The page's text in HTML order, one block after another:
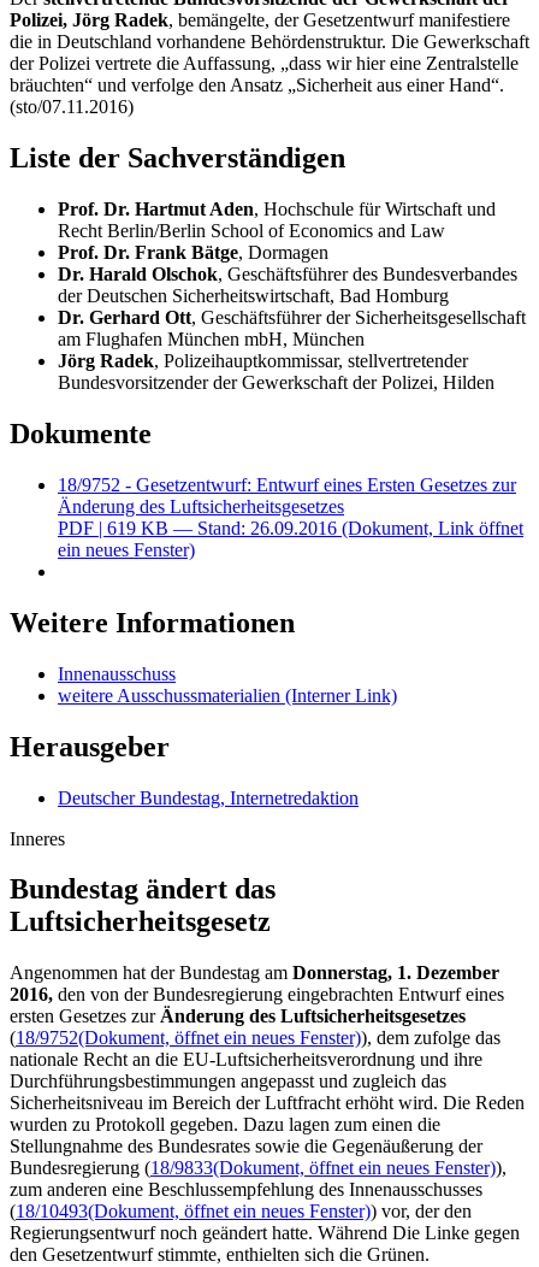
Polizei, Jörg Radek, bemängelte, der Gesetzentwurf manifestiere
die in Deutschland vorhandene Behördenstruktur. Die Gewerkschaft
der Polizei vertrete die Auffassung, „dass wir hier eine Zentralstelle
bräuchten“ und verfolge den Ansatz „Sicherheit aus einer Hand“.
(sto/07.11.2016)
Liste der Sachverständigen
Prof. Dr. Hartmut Aden, Hochschule für Wirtschaft und
Recht Berlin/Berlin School of Economics and Law
Prof. Dr. Frank Bätge, Dormagen
Dr. Harald Olschok, Geschäftsführer des Bundesverbandes
der Deutschen Sicherheitswirtschaft, Bad Homburg
Dr. Gerhard Ott, Geschäftsführer der Sicherheitsgesellschaft
am Flughafen München mbH, München
Jörg Radek, Polizeihauptkommissar, stellvertretender
Bundesvorsitzender der Gewerkschaft der Polizei, Hilden
Dokumente
18/9752 - Gesetzentwurf: Entwurf eines Ersten Gesetzes zur
Änderung des Luftsicherheitsgesetzes
PDF | 619 KB — Stand: 26.09.2016 (Dokument, Link öffnet
ein neues Fenster)
Weitere Informationen
Innenausschuss
weitere Ausschussmaterialien (Interner Link)
Herausgeber
Deutscher Bundestag, Internetredaktion
Inneres
Bundestag ändert das
Luftsicherheitsgesetz
Angenommen hat der Bundestag am Donnerstag, 1. Dezember
2016, den von der Bundesregierung eingebrachten Entwurf eines
ersten Gesetzes zur Änderung des Luftsicherheitsgesetzes
(18/9752(Dokument, öffnet ein neues Fenster)), dem zufolge das
nationale Recht an die EU-Luftsicherheitsverordnung und ihre
Durchführungsbestimmungen angepasst und zugleich das
Sicherheitsniveau im Bereich der Luftfracht erhöht wird. Die Reden
wurden zu Protokoll gegeben. Dazu lagen zum einen die
Stellungnahme des Bundesrates sowie die Gegenäußerung der
Bundesregierung (18/9833(Dokument, öffnet ein neues Fenster)),
zum anderen eine Beschlussempfehlung des Innenausschusses
(18/10493(Dokument, öffnet ein neues Fenster)) vor, der den
Regierungsentwurf noch geändert hatte. Während Die Linke gegen
den Gesetzentwurf stimmte, enthielten sich die Grünen.